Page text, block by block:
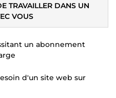
TRAVAILLER DANS UN
VOUS
un abonnement
d'un site web sur